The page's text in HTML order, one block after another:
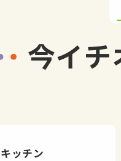
今イチ
キッチン